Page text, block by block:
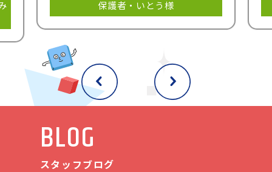
保護者・いとう様
BLOG
スタッフブログ